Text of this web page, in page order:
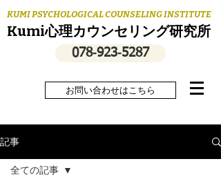
KUMI PSYCHOLOGICAL COUNSELING INSTITUTE
Kumi心理カウンセリング研究所
078‐923‐5287
お問い合わせはこちら
記事
全ての記事